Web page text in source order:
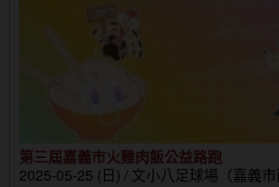
第三屆嘉義市火雞肉飯公益路跑
2025-05-25 (日) / 文小八足球場（嘉義